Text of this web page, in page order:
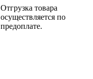
Отгрузка товара
осуществляется по
предоплате.